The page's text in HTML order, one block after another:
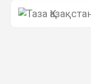
Джигитекова